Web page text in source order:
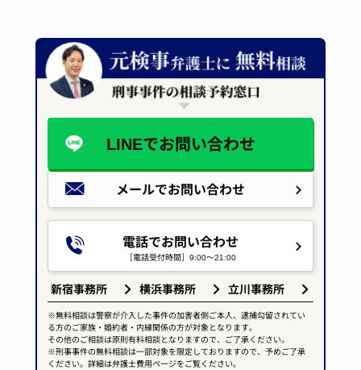
電話でお問い合わせ
［電話受付時間］9:00～21:00
メールでお問い合わせ
LINEでお問い合わせ
新宿事務所 横浜事務所 立川事務所
※無料相談は警察が介入した事件の加害者側ご本人、逮捕勾留されてい
る方のご家族・婚約者・内縁関係の方が対象となります。
その他のご相談は原則有料相談となりますので、ご了承ください。
※刑事事件の無料相談は一部対象を限定しておりますので、予めご了承
ください。詳細は弁護士費用ページをご覧ください。